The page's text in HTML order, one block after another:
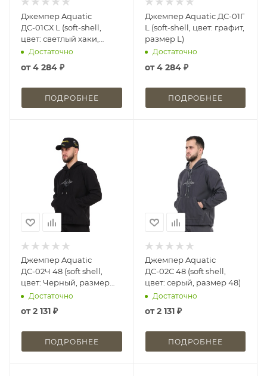
Джемпер Aquatic
ДС-01СХ L (soft-shell,
цвет: светлый хаки,
размер L)
Достаточно
от4 284 ₽
ПОДРОБНЕЕ
Джемпер Aquatic ДС-01Г
L (soft-shell, цвет: графит,
размер L)
Достаточно
от4 284 ₽
ПОДРОБНЕЕ
Джемпер Aquatic
ДС-02Ч 48 (soft shell,
цвет: Черный, размер
48)Достаточно
от2 131 ₽
ПОДРОБНЕЕ
Джемпер Aquatic
ДС-02С 48 (soft shell,
цвет: серый, размер 48)
Достаточно
от2 131 ₽
ПОДРОБНЕЕ